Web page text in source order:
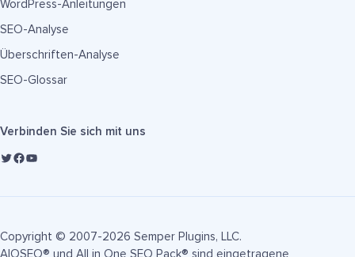
WordPress-Anleitungen
SEO-Analyse
Überschriften-Analyse
SEO-Glossar
Verbinden Sie sich mit uns
Copyright © 2007-2026 Semper Plugins, LLC.
AIOSEO® und All in One SEO Pack® sind eingetragene